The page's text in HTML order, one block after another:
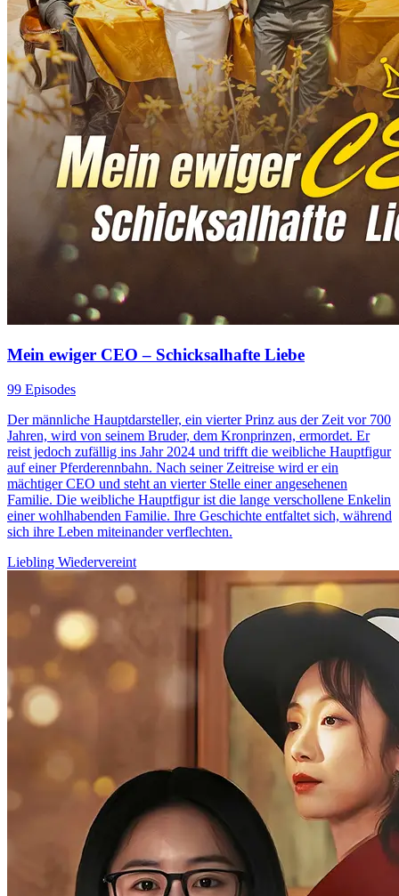
Mein ewiger CEO – Schicksalhafte Liebe
99 Episodes
Der männliche Hauptdarsteller, ein vierter Prinz aus der Zeit vor 700
Jahren, wird von seinem Bruder, dem Kronprinzen, ermordet. Er
reist jedoch zufällig ins Jahr 2024 und trifft die weibliche Hauptfigur
auf einer Pferderennbahn. Nach seiner Zeitreise wird er ein
mächtiger CEO und steht an vierter Stelle einer angesehenen
Familie. Die weibliche Hauptfigur ist die lange verschollene Enkelin
einer wohlhabenden Familie. Ihre Geschichte entfaltet sich, während
sich ihre Leben miteinander verflechten.
Liebling Wiedervereint